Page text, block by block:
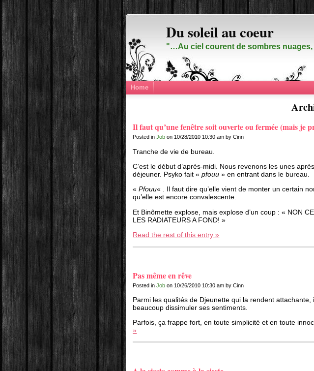
Du soleil au coeur
"…Au ciel courent de sombres
Home
Il faut qu’une fenêtre soit ouverte ou fermée (mais je
Posted inJob on 10/28/2010 10:30 am by Cinn
Tranche de vie de bureau.
C’est le début d’après-midi. Nous revenons les unes
déjeuner. Psyko fait «pfouu » en entrant dans le bureau.
«Pfouu« . Il faut dire qu’elle vient de monter un certain
qu’elle est encore convalescente.
Et Binômette explose, mais explose d’un coup : « NON
LES RADIATEURS A FOND! »
Read the rest of this entry »
Pas même en rêve
Posted inJob on 10/26/2010 10:30 am by Cinn
Parmi les qualités de Djeunette qui la rendent
beaucoup dissimuler ses sentiments.
Parfois, ça frappe fort, en toute simplicité et en toute
»